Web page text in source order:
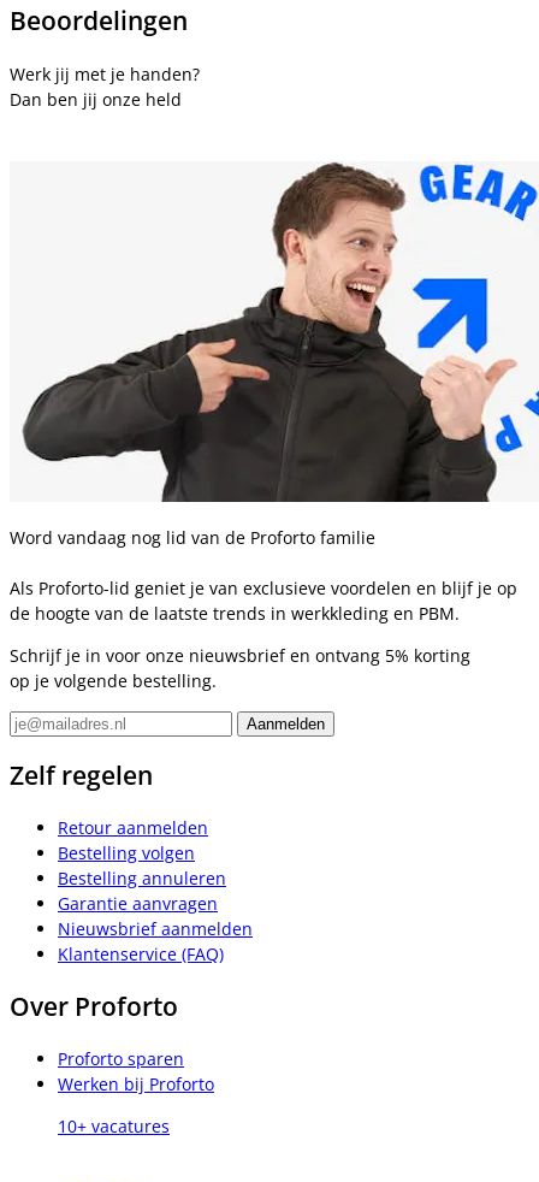
Beoordelingen
Werk jij met je handen?
Dan ben jij onze held
Word vandaag nog lid van de Proforto familie
Als Proforto-lid geniet je van exclusieve voordelen en blijf je op
de hoogte van de laatste trends in werkkleding en PBM.
Schrijf je in voor onze nieuwsbrief en ontvang 5% korting
op je volgende bestelling.
Zelf regelen
Retour aanmelden
Bestelling volgen
Bestelling annuleren
Garantie aanvragen
Nieuwsbrief aanmelden
Klantenservice (FAQ)
Over Proforto
Proforto sparen
Werken bij Proforto
10+ vacatures